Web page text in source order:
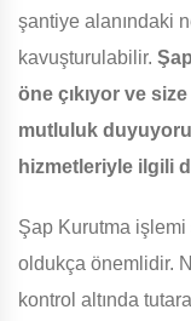
şantiye alanındaki
kavuşturulabilir.
öne çıkıyor ve
mutluluk
hizmetleriyle ilgili
Şap Kurutma işlemi
oldukça önemlidir.
kontrol altında